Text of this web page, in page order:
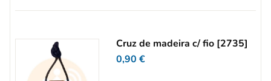
Cruz de madeira c/ fio [2735]
0,90€